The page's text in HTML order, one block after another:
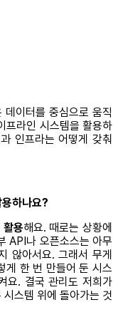
이터를 중심으로 움직
프라인 시스템을 활용하
인프라는 어떻게 갖춰
하나요?
활용해요. 때로는 상황에
API나 오픈소스는 아무
않아서요. 그래서 무게
게 한 번 만들어 둔 시스
요. 결국 관리도 저희가
스템 위에 돌아가는 것